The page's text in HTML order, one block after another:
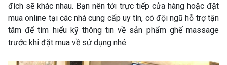
đích sẽ khác nhau. Bạn nên tới trực tiếp cửa hàng hoặc đặt
mua online tại các nhà cung cấp uy tín, có đội ngũ hỗ trợ tận
tâm để tìm hiểu kỹ thông tin về sản phẩm ghế massage
trước khi đặt mua về sử dụng nhé.